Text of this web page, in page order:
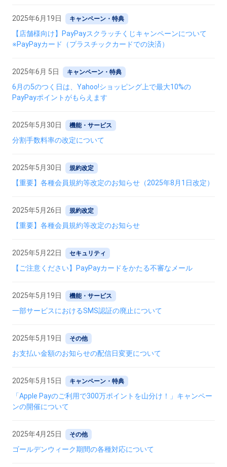
2025年6月19日 キャンペーン・特典
【店舗様向け】PayPayスクラッチくじキャンペーンについて
※PayPayカード（プラスチックカードでの決済）
2025年6月 5日 キャンペーン・特典
6月の5のつく日は、Yahoo!ショッピング上で最大10%の
PayPayポイントがもらえます
2025年5月30日 機能・サービス
分割手数料率の改定について
2025年5月30日 規約改定
【重要】各種会員規約等改定のお知らせ（2025年8月1日改定）
2025年5月26日 規約改定
【重要】各種会員規約等改定のお知らせ
2025年5月22日 セキュリティ
【ご注意ください】PayPayカードをかたる不審なメール
2025年5月19日 機能・サービス
一部サービスにおけるSMS認証の廃止について
2025年5月19日 その他
お支払い金額のお知らせの配信日変更について
2025年5月15日 キャンペーン・特典
「Apple Payのご利用で300万ポイントを山分け！」キャンペー
ンの開催について
2025年4月25日 その他
ゴールデンウィーク期間の各種対応について